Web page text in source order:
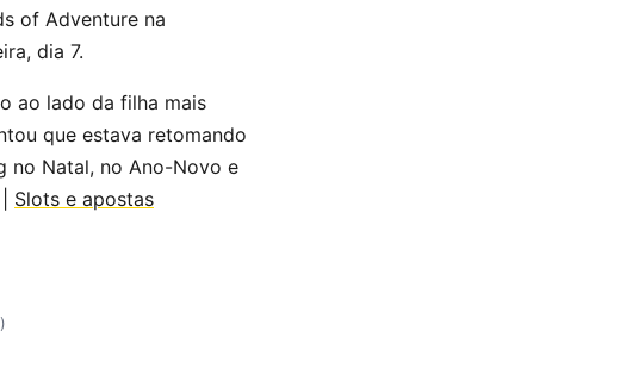
of Adventure na
dia 7.
ao lado da filha mais
que estava retomando
no Natal, no Ano-Novo e
Slots e apostas